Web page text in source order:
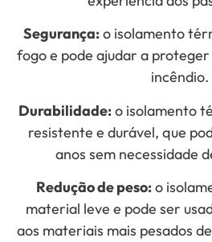
Segurança:o isolamento
fogo e pode ajudar a proteger
incêndio.
Durabilidade:o isolamento
resistente e durável, que
anos sem necessidade
Redução de peso:o
material leve e pode ser
aos materiais mais pesados